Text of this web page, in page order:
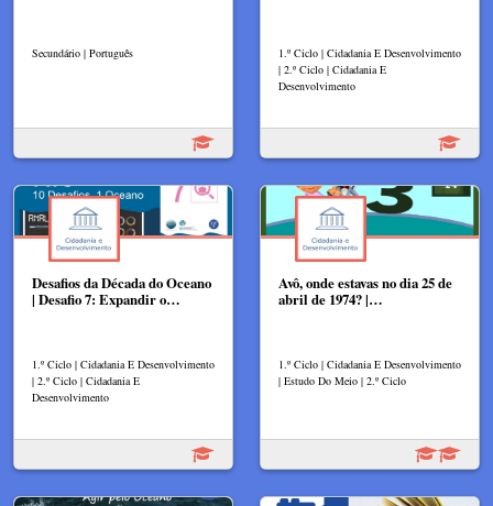
Secundário | Português
1.º Ciclo | Cidadania E Desenvolvimento
| 2.º Ciclo | Cidadania E
Desenvolvimento
Desafios da Década do Oceano
| Desafio 7: Expandir o…
1.º Ciclo | Cidadania E Desenvolvimento
| 2.º Ciclo | Cidadania E
Desenvolvimento
Avô, onde estavas no dia 25 de
abril de 1974? |…
1.º Ciclo | Cidadania E Desenvolvimento
| Estudo Do Meio | 2.º Ciclo